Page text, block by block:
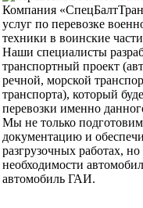
Компания
услуг по перевозке
техники в воинские
Наши специалисты
транспортный проект
речной, морской
транспорта), который
перевозки именно
Мы не только
документацию и
разгрузочных работах,
необходимости
автомобиль ГАИ.